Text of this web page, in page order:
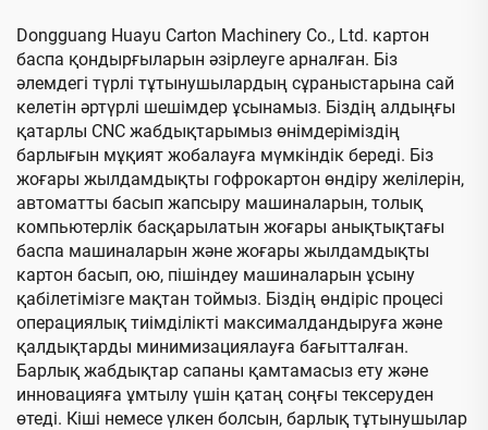
байланымы бар машина
(Вакуумды трансферлік
төменгі баспа)
Dongguang Huayu Carton Machinery Co., Ltd. картон
баспа қондырғыларын әзірлеуге арналған. Біз
әлемдегі түрлі тұтынушылардың сұраныстарына сай
келетін әртүрлі шешімдер ұсынамыз. Біздің алдыңғы
қатарлы CNC жабдықтарымыз өнімдеріміздің
барлығын мұқият жобалауға мүмкіндік береді. Біз
жоғары жылдамдықты гофрокартон өндіру желілерін,
автоматты басып жапсыру машиналарын, толық
компьютерлік басқарылатын жоғары анықтықтағы
баспа машиналарын және жоғары жылдамдықты
картон басып, ою, пішіндеу машиналарын ұсыну
қабілетімізге мақтан тоймыз. Біздің өндіріс процесі
операциялық тиімділікті максималдандыруға және
қалдықтарды минимизациялауға бағытталған.
Барлық жабдықтар сапаны қамтамасыз ету және
инновацияға ұмтылу үшін қатаң соңғы тексеруден
өтеді. Кіші немесе үлкен болсын, барлық тұтынушылар